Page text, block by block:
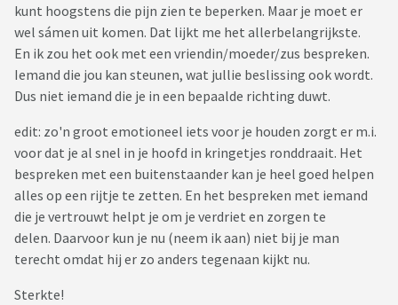
kunt hoogstens die pijn zien te beperken. Maar je moet er
wel sámen uit komen. Dat lijkt me het allerbelangrijkste.
En ik zou het ook met een vriendin/moeder/zus bespreken.
Iemand die jou kan steunen, wat jullie beslissing ook wordt.
Dus niet iemand die je in een bepaalde richting duwt.
edit: zo'n groot emotioneel iets voor je houden zorgt er m.i.
voor dat je al snel in je hoofd in kringetjes ronddraait. Het
bespreken met een buitenstaander kan je heel goed helpen
alles op een rijtje te zetten. En het bespreken met iemand
die je vertrouwt helpt je om je verdriet en zorgen te
delen. Daarvoor kun je nu (neem ik aan) niet bij je man
terecht omdat hij er zo anders tegenaan kijkt nu.
Sterkte!